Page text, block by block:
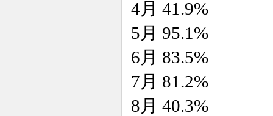
4月 41.9%
5月 95.1%
6月 83.5%
7月 81.2%
8月 40.3%